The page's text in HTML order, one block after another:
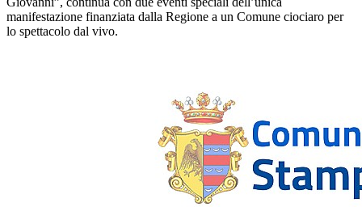
manifestazione finanziata dalla Regione a un Comune ciociaro per
lo spettacolo dal vivo.